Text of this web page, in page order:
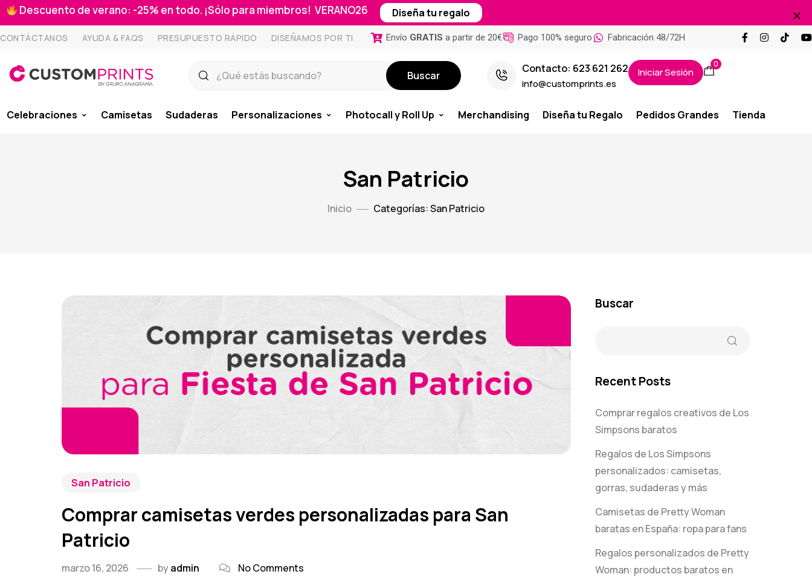
Descuento de verano: -25% en todo. ¡Sólo para miembros! VERANO26 Diseña tu regalo
CONTÁCTANOS AYUDA & FAQS PRESUPUESTO RÁPIDO DISEÑAMOS POR TI Envío GRATIS a partir de 20€ Pago 100% seguro Fabricación 48/72H
Buscar
Contacto: 623 621 262
info@customprints.es
Iniciar Sesión
0
Celebraciones Camisetas Sudaderas Personalizaciones Photocall y Roll Up Merchandising Diseña tu Regalo Pedidos Grandes Tienda
San Patricio
Inicio Categorías: San Patricio
San Patricio
Comprar camisetas verdes personalizadas para San
Patricio
marzo 16, 2026 byadmin
No Comments
Buscar
Recent Posts
Comprar regalos creativos de Los
Simpsons baratos
Regalos de Los Simpsons
personalizados: camisetas,
gorras, sudaderas y más
Camisetas de Pretty Woman
baratas en España: ropa para fans
Regalos personalizados de Pretty
Woman: productos baratos en